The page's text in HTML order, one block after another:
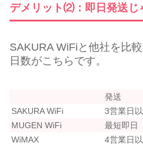
デメリット⑵：即日発送じ
SAKURA WiFiと他社を比
日数がこちらです。
発送
SAKURA WiFi
3営業日
MUGEN WiFi
最短即日
WiMAX
4営業日